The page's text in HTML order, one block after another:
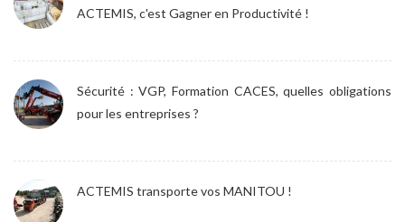
ACTEMIS, c'est Gagner en Productivité !
Sécurité : VGP, Formation CACES, quelles obligations
pour les entreprises ?
ACTEMIS transporte vos MANITOU !